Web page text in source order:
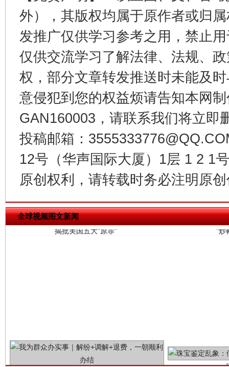
外），其版权均属于原作者或归
发推广仅供学习参考之用，禁止
仅供交流学习了解法律、法规、
权，部分文章转发推送时未能及
意侵犯到您的权益烦请告知本网
GAN160003，请联系我们将立即
投稿邮箱：
12号（华声国际大厦）1层 1 2 1
原创权利，请转载时务必注明原
全球视频图文新闻
“刷贴”乱象丛生
生
揭批美国五大"原罪" "炒